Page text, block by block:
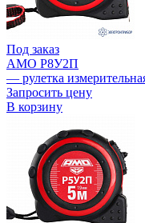
Под заказ
AMO Р8У2П
— рулетка
Запросить цену
В корзину